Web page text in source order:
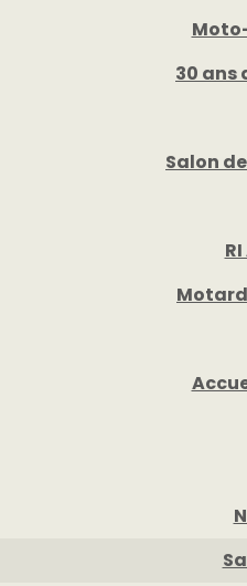
30 ans
Salon